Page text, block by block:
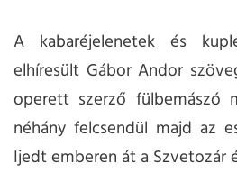
A kabaréjelenetek és
elhíresült Gábor Andor
operett szerző fülbemászó
néhány felcsendül majd az
Ijedt emberen át a Szvetozár